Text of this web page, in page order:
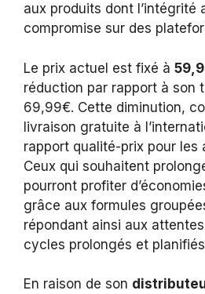
aux produits dont l’intégrité
compromise sur des
Le prix actuel est fixé à
réduction par rapport à son
69,99€. Cette diminution,
livraison gratuite à
rapport qualité-prix pour les
Ceux qui souhaitent
pourront profiter
grâce aux formules
répondant ainsi aux
cycles prolongés et
En raison de son